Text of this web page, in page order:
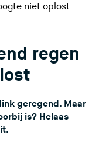
niet oplost
regen
geregend. Maar
is? Helaas